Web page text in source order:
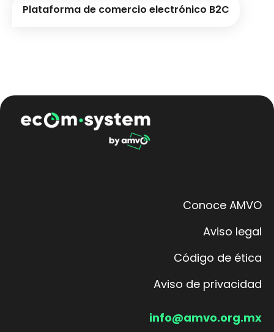
Plataforma de comercio electrónico B2C
Conoce AMVO
Aviso legal
Código de ética
Aviso de privacidad
info@amvo.org.mx